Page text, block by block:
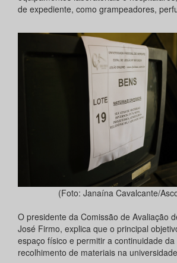
de expediente, como grampeadores,
(Foto: Janaína Cavalcante/
O presidente da Comissão de Avaliação
José Firmo, explica que o principal
espaço físico e permitir a continuidade
recolhimento de materiais na